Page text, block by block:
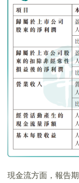
現金流方面，報告